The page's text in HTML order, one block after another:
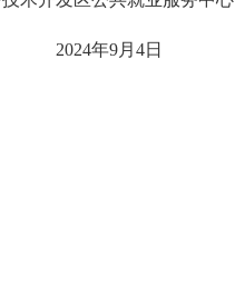
2024年9月4日